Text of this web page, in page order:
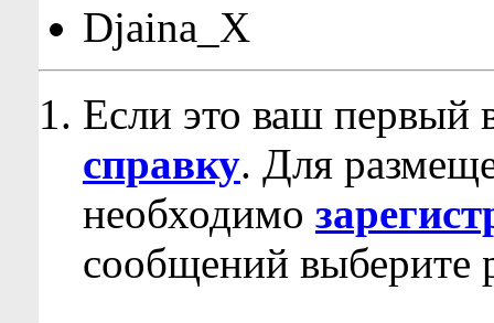
Djaina_X
Если это ваш первый
справку. Для
необходимо
сообщений выберите